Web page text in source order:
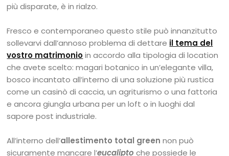
più disparate, è in rialzo.
Fresco e contemporaneo questo stile può innanzitutto
sollevarvi dall’annoso problema di dettare il tema del
vostro matrimonioin accordo alla tipologia di location
che avete scelto: magari botanico in un’elegante villa,
bosco incantato all’interno di una soluzione più rustica
come un casinò di caccia, un agriturismo o una fattoria
e ancora giungla urbana per un loft o in luoghi dal
sapore post industriale.
All’interno dell’allestimento total green non può
sicuramente mancare l’eucalipto che possiede le